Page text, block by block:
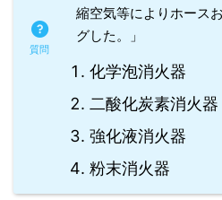
縮空気等によりホース
グした。」
化学泡消火器
二酸化炭素消火器
強化液消火器
粉末消火器